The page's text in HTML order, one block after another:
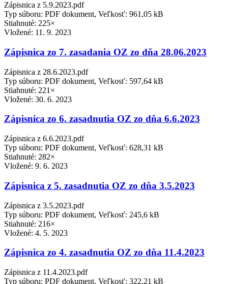
Zápisnica z 5.9.2023.pdf
Typ súboru: PDF dokument, Veľkosť: 961,05 kB
Stiahnuté: 225×
Vložené: 11. 9. 2023
Zápisnica zo 7. zasadania OZ zo dňa 28.06.2023
Zápisnica z 28.6.2023.pdf
Typ súboru: PDF dokument, Veľkosť: 597,64 kB
Stiahnuté: 221×
Vložené: 30. 6. 2023
Zápisnica zo 6. zasadnutia OZ zo dňa 6.6.2023
Zápisnica z 6.6.2023.pdf
Typ súboru: PDF dokument, Veľkosť: 628,31 kB
Stiahnuté: 282×
Vložené: 9. 6. 2023
Zápisnica z 5. zasadnutia OZ zo dňa 3.5.2023
Zápisnica z 3.5.2023.pdf
Typ súboru: PDF dokument, Veľkosť: 245,6 kB
Stiahnuté: 216×
Vložené: 4. 5. 2023
Zápisnica zo 4. zasadnutia OZ zo dňa 11.4.2023
Zápisnica z 11.4.2023.pdf
Typ súboru: PDF dokument, Veľkosť: 322,21 kB